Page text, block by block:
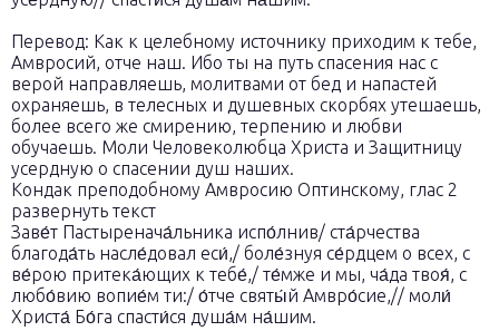
Перевод: Как к целебному источнику приходим к тебе,
Амвросий, отче наш. Ибо ты на путь спасения нас с
верой направляешь, молитвами от бед и напастей
охраняешь, в телесных и душевных скорбях утешаешь,
более всего же смирению, терпению и любви
обучаешь. Моли Человеколюбца Христа и Защитницу
усердную о спасении душ наших.
Кондак преподобному Амвросию Оптинскому, глас 2
развернуть текст
Заве́т Пастыренача́льника испо́лнив/ ста́рчества
благода́ть насле́довал еси́,/ боле́знуя се́рдцем о всех, с
ве́рою притека́ющих к тебе́,/ те́мже и мы, ча́да твоя́, с
любо́вию вопие́м ти:/ о́тче святы́й Амвро́сие,// моли́
Христа́ Бо́га спасти́ся душа́м на́шим.